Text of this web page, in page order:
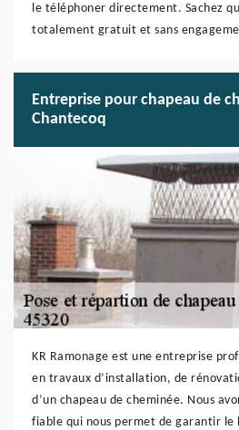
le téléphoner directement. Sachez
totalement gratuit et sans
Entreprise pour chapeau de
Chantecoq
KR Ramonage est une entreprise
en travaux d’installation, de
d’un chapeau de cheminée. Nous
fiable qui nous permet de garantir le